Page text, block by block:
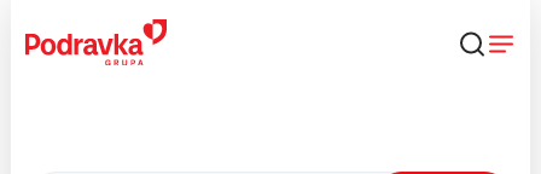
content